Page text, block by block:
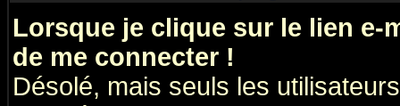
Lorsque je clique sur le lien e-
de me connecter !
Désolé, mais seuls les